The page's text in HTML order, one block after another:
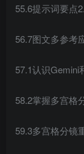
55.6提示词要点
56.7图文多参考
57.1认识Gemini
58.2掌握多宫格
59.3多宫格分镜